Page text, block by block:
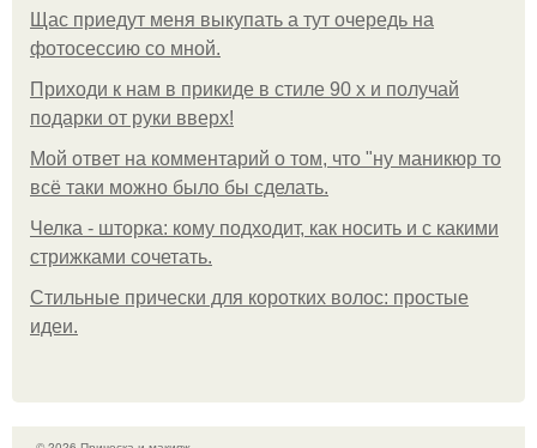
Щас приедут меня выкупать а тут очередь на
фотосессию со мной.
Приходи к нам в прикиде в стиле 90 х и получай
подарки от руки вверх!
Мой ответ на комментарий о том, что "ну маникюр то
всё таки можно было бы сделать.
Челка - шторка: кому подходит, как носить и с какими
стрижками сочетать.
Стильные прически для коротких волос: простые
идеи.